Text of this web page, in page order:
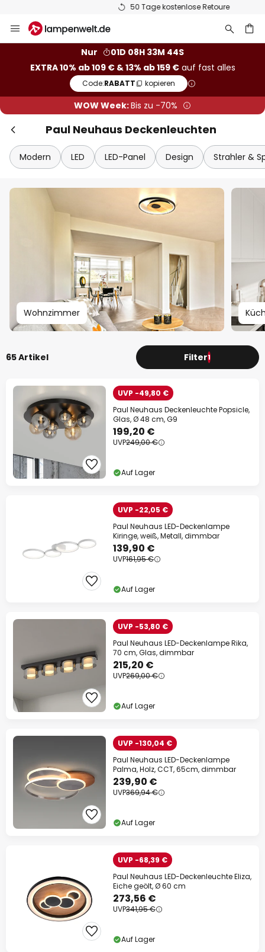
50 Tage kostenlose Retoure
Inhalt
Nur
01D 08H 33M 43S
EXTRA 10% ab 109 € & 13% ab 159 €auf fast alles
Code:RABATT kopieren
WOW Week:Bis zu -70%
Paul Neuhaus Deckenleuchten
Modern LED LED-Panel Design Strahler &
Wohnzimmer
65 Artikel Filter1
UVP -49,80 €
Paul Neuhaus Deckenleuchte Popsicle,
Glas, Ø 48 cm, G9
199,20 €
UVP249,00 €
Auf Lager
UVP -22,05 €
Paul Neuhaus LED-Deckenlampe
Kiringe, weiß, Metall, dimmbar
139,90 €
UVP161,95 €
Auf Lager
UVP -53,80 €
Paul Neuhaus LED-Deckenlampe Rika,
70 cm, Glas, dimmbar
215,20 €
UVP269,00 €
Auf Lager
UVP -130,04 €
Paul Neuhaus LED-Deckenlampe
Palma, Holz, CCT, 65cm, dimmbar
239,90 €
UVP369,94 €
Auf Lager
UVP -68,39 €
Paul Neuhaus LED-Deckenleuchte Eliza,
Eiche geölt, Ø 60 cm
273,56 €
UVP341,95 €
Auf Lager
Extra-Rabatt
10% Rabatt
ab 109 €
13% Rabatt
ab 159 €
auf fast alles*
Ihr Code:RABATT kopieren
Jetzt einlösen